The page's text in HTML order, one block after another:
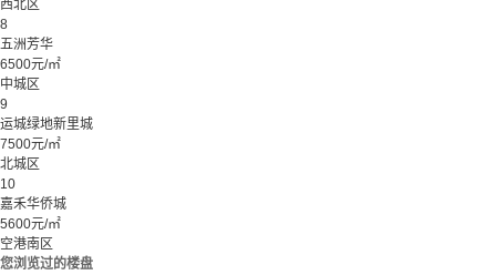
西北区
8
五洲芳华
6500元/㎡
中城区
9
运城绿地新里城
7500元/㎡
北城区
10
嘉禾华侨城
5600元/㎡
空港南区
您浏览过的楼盘